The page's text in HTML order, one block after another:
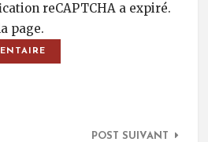
reCAPTCHA a expiré.
page.
POST SUIVANT